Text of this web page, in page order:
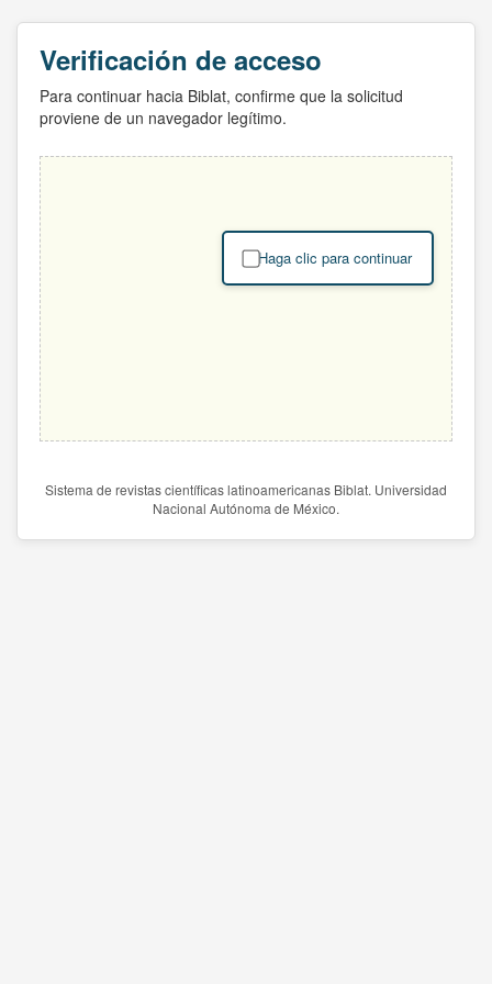
Verificación de acceso
Para continuar hacia Biblat, confirme que la solicitud
proviene de un navegador legítimo.
Haga clic para continuar
Sistema de revistas científicas latinoamericanas Biblat. Universidad
Nacional Autónoma de México.